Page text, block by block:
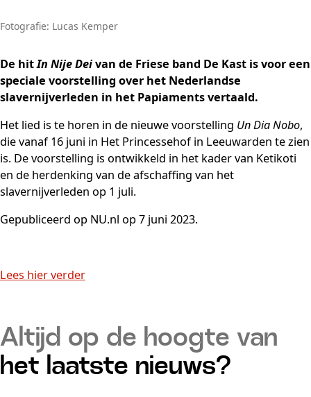
Fotografie: Lucas Kemper
De hitIn Nije Deivan de Friese band De Kast is voor een
speciale voorstelling over het Nederlandse
slavernijverleden in het Papiaments vertaald.
Het lied is te horen in de nieuwe voorstelling Un Dia Nobo,
die vanaf 16 juni in Het Princessehof in Leeuwarden te zien
is. De voorstelling is ontwikkeld in het kader van Ketikoti
en de herdenking van de afschaffing van het
slavernijverleden op 1 juli.
Gepubliceerd op NU.nl op 7 juni 2023.
Lees hier verder
Altijd op de hoogte van
het laatste nieuws?